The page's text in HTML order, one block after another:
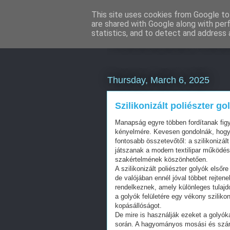
Weboldal
Thursday, March 6, 2025
Szilikonizált poliészter
Manapság egyre többen fordítanak
kényelmére. Kevesen gondolnák,
fontosabb összetevőtől: a
játszanak a modern textilipar
szakértelmének köszönhetően.
A szilikonizált poliészter golyók
de valójában ennél jóval többet
rendelkeznek, amely különleges
a golyók felületére egy vékony
kopásállóságot.
De mire is használják ezeket a
során. A hagyományos mosási és
This site uses cookies from Google
are shared with Google along with
statistics, and to detect and address